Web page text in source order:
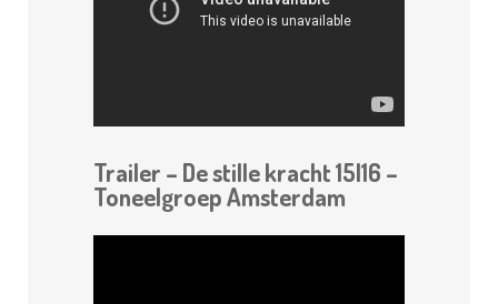
Trailer – De stille kracht 15|16 –
Toneelgroep Amsterdam